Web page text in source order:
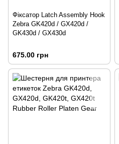
Фіксатор Latch Assembly Hook
Zebra GK420d / GX420d /
GK430d / GX430d
675.00 грн